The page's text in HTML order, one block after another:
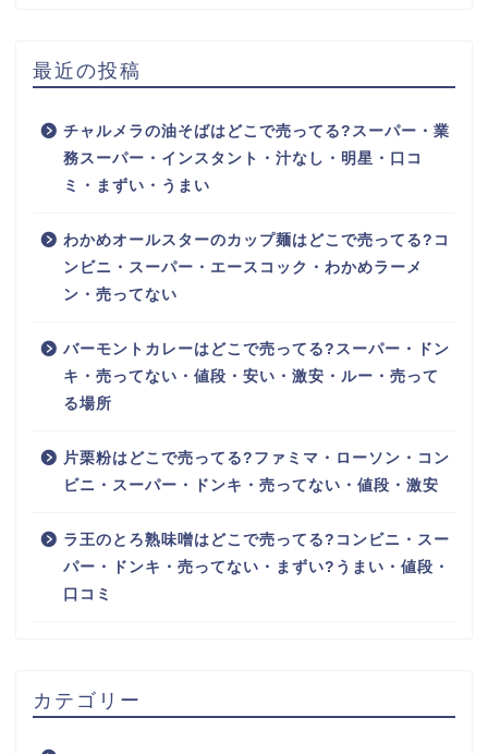
最近の投稿
チャルメラの油そばはどこで売ってる?スーパー・業
務スーパー・インスタント・汁なし・明星・口コ
ミ・まずい・うまい
わかめオールスターのカップ麺はどこで売ってる?コ
ンビニ・スーパー・エースコック・わかめラーメ
ン・売ってない
バーモントカレーはどこで売ってる?スーパー・ドン
キ・売ってない・値段・安い・激安・ルー・売って
る場所
片栗粉はどこで売ってる?ファミマ・ローソン・コン
ビニ・スーパー・ドンキ・売ってない・値段・激安
ラ王のとろ熟味噌はどこで売ってる?コンビニ・スー
パー・ドンキ・売ってない・まずい?うまい・値段・
口コミ
カテゴリー